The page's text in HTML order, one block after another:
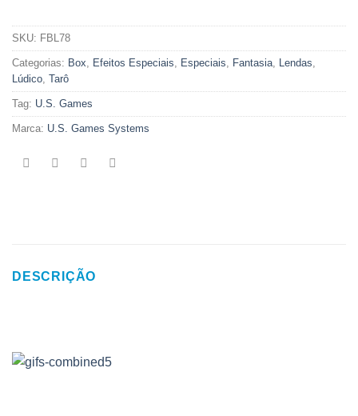
SKU: FBL78
Categorias: Box, Efeitos Especiais, Especiais, Fantasia, Lendas,
Lúdico, Tarô
Tag: U.S. Games
Marca: U.S. Games Systems
DESCRIÇÃO